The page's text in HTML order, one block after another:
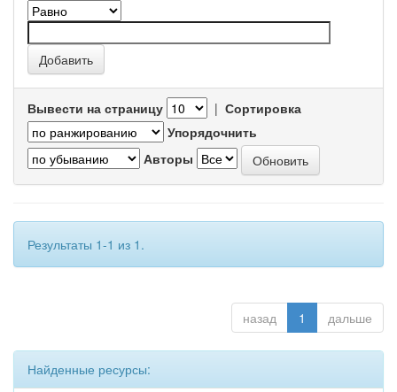
Вывести на страницу | Сортировка
Упорядочнить
Авторы
Результаты 1-1 из 1.
назад 1 дальше
Найденные ресурсы: